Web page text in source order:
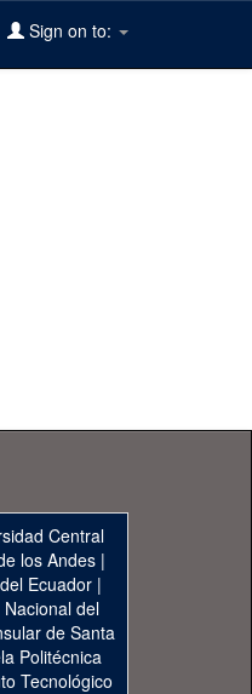
Sign on to:
Central
los Andes|
Ecuador|
del
de Santa
Politécnica
Tecnológico